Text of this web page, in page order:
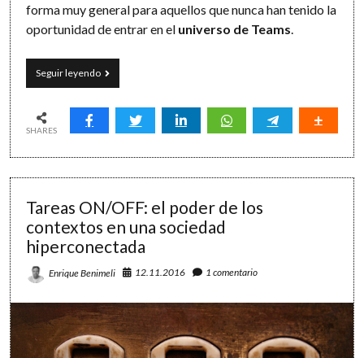
forma muy general para aquellos que nunca han tenido la
oportunidad de entrar en el universo de Teams
Seguir leyendoMicrosoft
Teams
espacios
colaboración,
productividad
SHARES
Tareas ON/OFF: el poder de los
contextos en una sociedad
hiperconectada
Enrique Benimeli 12.11.2016 1 comentario